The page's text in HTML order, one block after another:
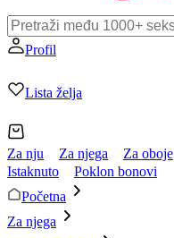
Profil
Lista želja
Za nju Za njega Za oboje
Istaknuto
Poklon bonovi
Početna
Za njega